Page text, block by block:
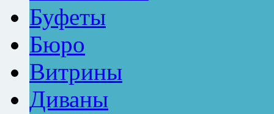
Буфеты
Бюро
Витрины
Диваны